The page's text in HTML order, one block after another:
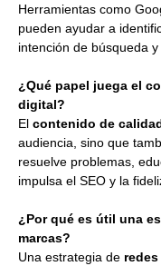
Herramientas como
pueden ayudar a
intención de búsqueda
¿Qué papel juega el
digital?
El contenido de
audiencia, sino que
resuelve problemas,
impulsa el SEO y la
¿Por qué es útil una
marcas?
Una estrategia de